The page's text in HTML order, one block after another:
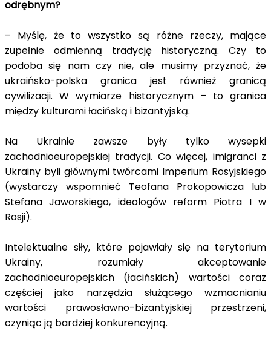
odrębnym?
– Myślę, że to wszystko są różne rzeczy, mające
zupełnie odmienną tradycję historyczną. Czy to
podoba się nam czy nie, ale musimy przyznać, że
ukraińsko-polska granica jest również granicą
cywilizacji. W wymiarze historycznym – to granica
między kulturami łacińską i bizantyjską.
Na Ukrainie zawsze były tylko wysepki
zachodnioeuropejskiej tradycji. Co więcej, imigranci z
Ukrainy byli głównymi twórcami Imperium Rosyjskiego
(wystarczy wspomnieć Teofana Prokopowicza lub
Stefana Jaworskiego, ideologów reform Piotra I w
Rosji).
Intelektualne siły, które pojawiały się na terytorium
Ukrainy, rozumiały akceptowanie
zachodnioeuropejskich (łacińskich) wartości coraz
częściej jako narzędzia służącego wzmacnianiu
wartości prawosławno-bizantyjskiej przestrzeni,
czyniąc ją bardziej konkurencyjną.